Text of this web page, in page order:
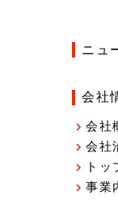
ニュ
会社
会社
会社
トッ
事業